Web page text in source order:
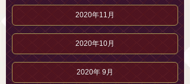
2020年11月
2020年10月
2020年 9月